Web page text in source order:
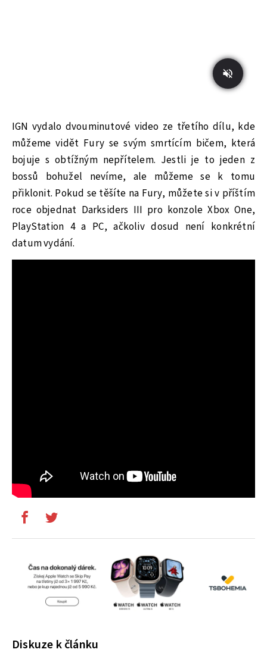
IGN vydalo dvouminutové video ze třetího dílu, kde
můžeme vidět Fury se svým smrtícím bičem, která
bojuje s obtížným nepřítelem. Jestli je to jeden z
bossů bohužel nevíme, ale můžeme se k tomu
přiklonit. Pokud se těšíte na Fury, můžete si v příštím
roce objednat Darksiders III pro konzole Xbox One,
PlayStation 4 a PC, ačkoliv dosud není konkrétní
datum vydání.
Diskuze k článku